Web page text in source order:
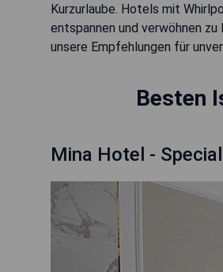
Kurzurlaube. Hotels mit
entspannen und verwöhnen
unsere Empfehlungen für
Besten
Mina Hotel -